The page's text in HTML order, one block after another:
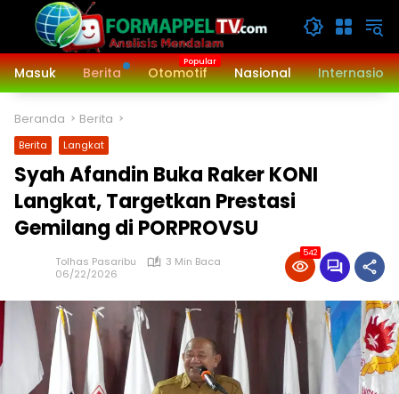
Langsung
konten
Masuk
Berita Otomotif Nasional
Beranda Berita
Berita Langkat
Syah Afandin Buka Raker KONI
Langkat, Targetkan Prestasi
Gemilang di PORPROVSU
Tolhas Pasaribu
3 Min Baca
06/22/2026
542